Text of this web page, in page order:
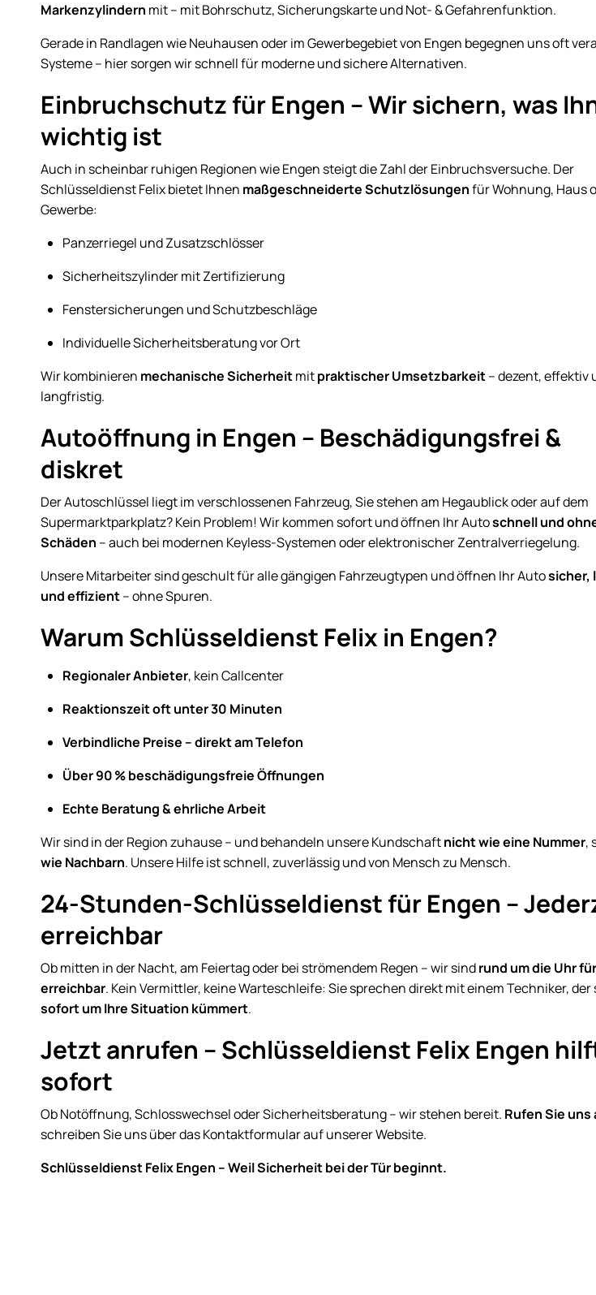
Markenzylindern mit – mit Bohrschutz, Sicherungskarte und Not- & Gefahrenfunktion.
Gerade in Randlagen wie Neuhausen oder im Gewerbegebiet von Engen begegnen uns oft
Systeme – hier sorgen wir schnell für moderne und sichere Alternativen.
Einbruchschutz für Engen – Wir sichern, was
wichtig ist
Auch in scheinbar ruhigen Regionen wie Engen steigt die Zahl der Einbruchsversuche. Der
Schlüsseldienst Felix bietet Ihnen maßgeschneiderte Schutzlösungenfür Wohnung, Haus
Gewerbe:
Panzerriegel und Zusatzschlösser
Sicherheitszylinder mit Zertifizierung
Fenstersicherungen und Schutzbeschläge
Individuelle Sicherheitsberatung vor Ort
Wir kombinieren mechanische Sicherheitmitpraktischer Umsetzbarkeit– dezent, effektiv
langfristig.
Autoöffnung in Engen – Beschädigungsfrei &
diskret
Der Autoschlüssel liegt im verschlossenen Fahrzeug, Sie stehen am Hegaublick oder auf dem
Supermarktparkplatz? Kein Problem! Wir kommen sofort und öffnen Ihr Autoschnell und
Schäden – auch bei modernen Keyless-Systemen oder elektronischer Zentralverriegelung.
Unsere Mitarbeiter sind geschult für alle gängigen Fahrzeugtypen und öffnen Ihr Autosicher,
und effizient– ohne Spuren.
Warum Schlüsseldienst Felix in Engen?
Regionaler Anbieter, kein Callcenter
Reaktionszeit oft unter 30 Minuten
Verbindliche Preise – direkt am Telefon
Über 90 % beschädigungsfreie Öffnungen
Echte Beratung & ehrliche Arbeit
Wir sind in der Region zuhause – und behandeln unsere Kundschaftnicht wie eine Nummer,
wie Nachbarn. Unsere Hilfe ist schnell, zuverlässig und von Mensch zu Mensch.
24-Stunden-Schlüsseldienst für Engen –
erreichbar
Ob mitten in der Nacht, am Feiertag oder bei strömendem Regen – wir sindrund um die Uhr
erreichbar. Kein Vermittler, keine Warteschleife: Sie sprechen direkt mit einem Techniker, der
sofort um Ihre Situation kümmert.
Jetzt anrufen – Schlüsseldienst Felix Engen
sofort
Ob Notöffnung, Schlosswechsel oder Sicherheitsberatung – wir stehen bereit. Rufen Sie uns
schreiben Sie uns über das Kontaktformular auf unserer Website.
Schlüsseldienst Felix Engen – Weil Sicherheit bei der Tür beginnt.